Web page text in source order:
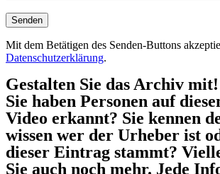
Mit dem Betätigen des Senden-Buttons
Datenschutzerklärung.
Gestalten Sie das Archiv mit!
Sie haben Personen auf
Video erkannt? Sie kennen
wissen wer der Urheber ist
dieser Eintrag stammt?
Sie auch noch mehr. Jede